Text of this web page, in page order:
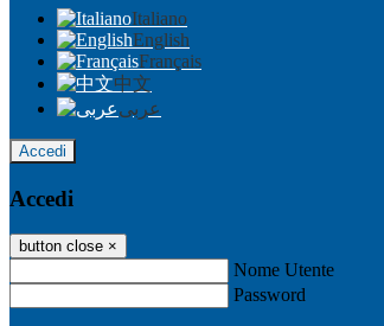
Italiano
English
Français
中文
عربى
Accedi
Accedi
button close ×
Nome Utente
Password